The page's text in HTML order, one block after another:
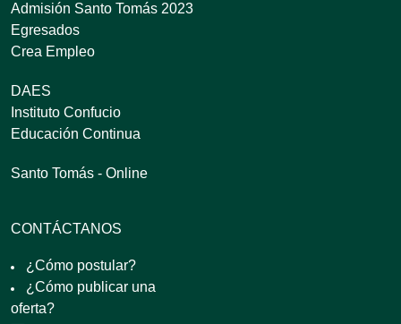
Admisión Santo Tomás 2023
Egresados
Crea Empleo
DAES
Instituto Confucio
Educación Continua
Santo Tomás - Online
CONTÁCTANOS
¿Cómo postular?
¿Cómo publicar una
oferta?